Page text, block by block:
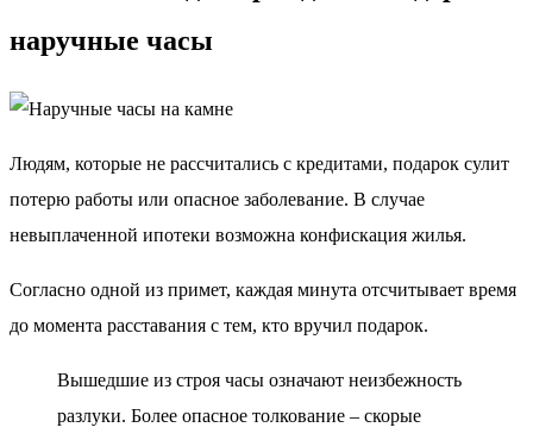
наручные часы
Людям, которые не рассчитались с кредитами, подарок сулит
потерю работы или опасное заболевание. В случае
невыплаченной ипотеки возможна конфискация жилья.
Согласно одной из примет, каждая минута отсчитывает время
до момента расставания с тем, кто вручил подарок.
Вышедшие из строя часы означают неизбежность
разлуки. Более опасное толкование – скорые